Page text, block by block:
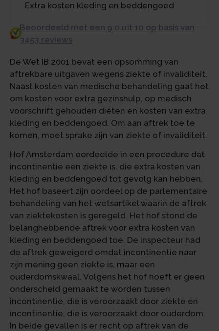
Extra kosten kleding en beddengoed
Beoordeeld met een 9.0 uit 10 op basis van
3453 reviews
De Wet IB 2001 bevat een opsomming van
aftrekbare uitgaven wegens ziekte of invaliditeit.
Naast kosten van medische behandeling gaat het
om kosten voor extra gezinshulp, op medisch
voorschrift gehouden diëten en kosten van extra
kleding en beddengoed. Om aan aftrek toe te
komen, moet sprake zijn van ziekte of invaliditeit.
Hof Amsterdam oordeelde in een procedure dat
incontinentie een ziekte is, die extra kosten van
kleding en beddengoed tot gevolg kan hebben.
Het hof baseert zijn oordeel op de parlementaire
behandeling van het wetsartikel waarin de aftrek
van ziektekosten is geregeld. Het hof stond de
belanghebbende aftrek voor extra kosten van
kleding en beddengoed toe. De inspecteur had
de aftrek geweigerd omdat incontinentie naar
zijn mening geen ziekte is, maar een
ouderdomskwaal. Volgens het hof hoeft er geen
onderscheid gemaakt te worden tussen
incontinentie, die is veroorzaakt door ziekte en
incontinentie, die is veroorzaakt door ouderdom.
In beide gevallen is er recht op aftrek van de